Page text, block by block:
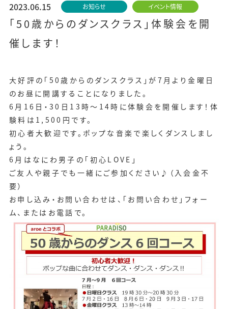
2023.06.15 お知らせ イベント情報
「50歳からのダンスクラス」体験会を開
催します！
大好評の「50歳からのダンスクラス」が7月より金曜日
のお昼に開講することになりました。
6月16日・30日13時～14時に体験会を開催します！体
験料は1,500円です。
初心者大歓迎です。ポップな音楽で楽しくダンスしまし
ょう。
6月はなにわ男子の「初心LOVE」
ご友人や親子でも一緒にご参加ください♪（入会金不
要）
お申し込み・お問い合わせは、 「お問い合わせ」フォー
ム 、またはお電話で。